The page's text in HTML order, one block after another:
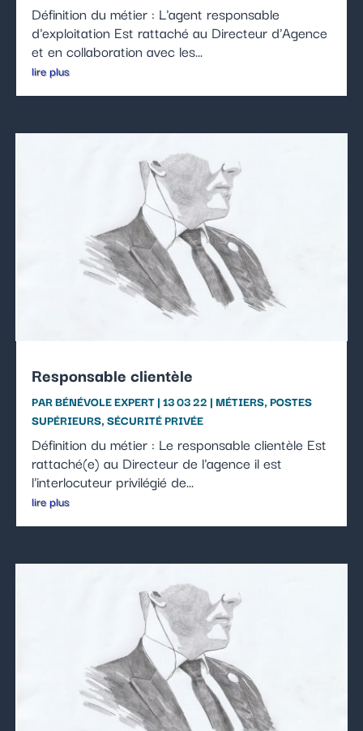
Définition du métier : L'agent responsable
d'exploitation Est rattaché au Directeur d'Agence
et en collaboration avec les...
lire plus
Responsable clientèle
PARBÉNÉVOLE EXPERT|13 03 22 | MÉTIERS,POSTES
SUPÉRIEURS,SÉCURITÉ PRIVÉE
Définition du métier : Le responsable clientèle Est
rattaché(e) au Directeur de l'agence il est
l'interlocuteur privilégié de...
lire plus